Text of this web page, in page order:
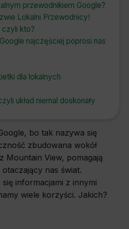
przewodnikiem Google?
Lokalni Przewodnicy!
czyli kto?
najczęściej poprosi nas
dla lokalnych
układ niemal doskonały
bo tak nazywa się
zbudowana wokół
Mountain View, pomagają
nas świat.
informacjami z innymi
wiele korzyści. Jakich?